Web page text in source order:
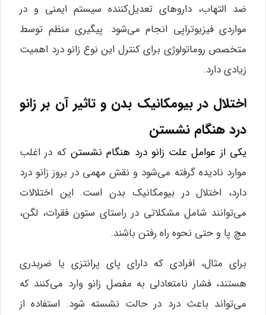
ضد التهاب، داروهای تعدیل‌کننده سیستم ایمنی و در
مواردی فیزیوتراپی انجام می‌شود. پیگیری منظم توسط
متخصص روماتولوژی برای کنترل این نوع زانو درد اهمیت
زیادی دارد.
اختلال در بیومکانیک بدن و تاثیر آن بر زانو
درد هنگام نشستن
یکی از عوامل علت زانو درد هنگام نشستن که در اغلب
موارد نادیده گرفته می‌شود و نقش مهمی در بروز زانو درد
دارد، اختلال در بیومکانیک بدن است. این اختلالات
می‌توانند شامل مشکلاتی در راستای ستون فقرات، لگن،
مچ پا و حتی نحوه راه رفتن باشند.
برای مثال، افرادی که دارای پای پرانتزی یا ضربدری
هستند، فشار نامتعادلی به مفصل زانو وارد می‌کنند که
می‌تواند باعث درد در حالت نشسته شود. استفاده از